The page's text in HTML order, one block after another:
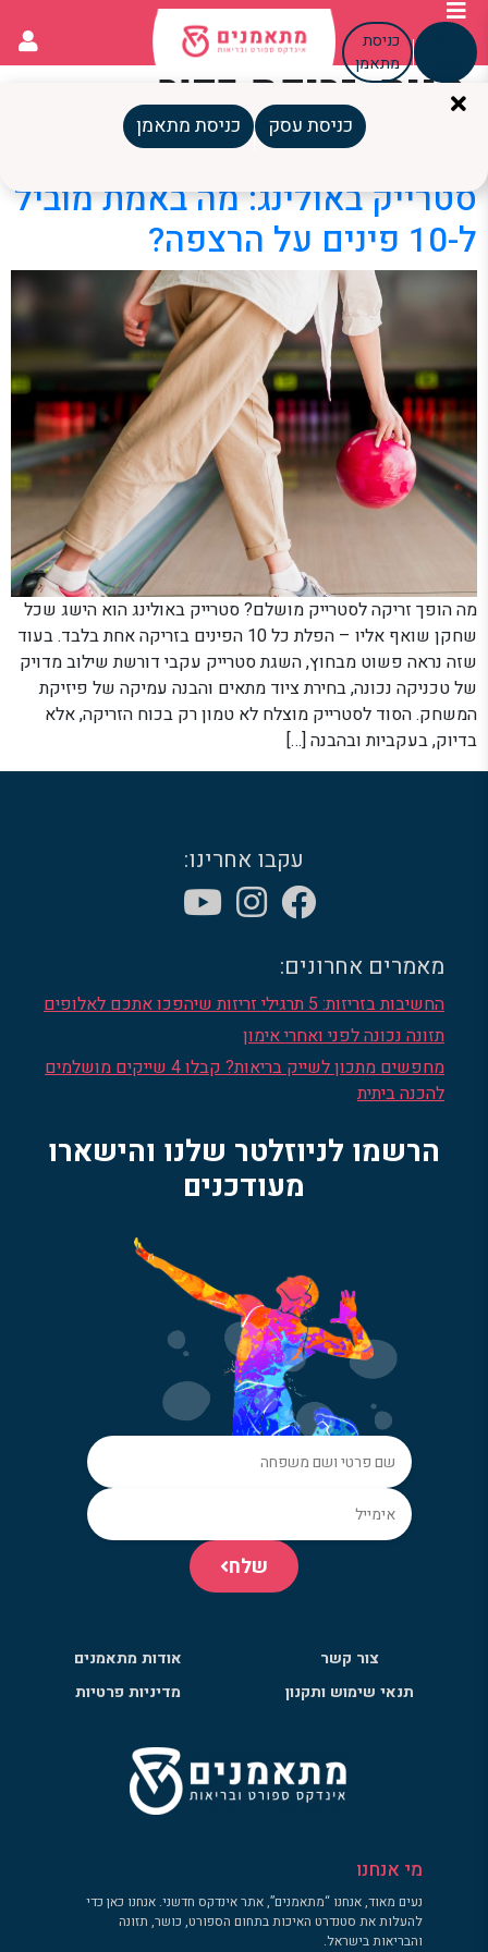
כניסת
מתאמן
כניסת עסק כניסת מתאמן
תגית:זריקת כדור
באולינג
סטרייק באולינג: מה באמת מוביל
ל-10 פינים על הרצפה?
מה הופך זריקה לסטרייק מושלם? סטרייק באולינג הוא הישג שכל
שחקן שואף אליו – הפלת כל 10 הפינים בזריקה אחת בלבד. בעוד
שזה נראה פשוט מבחוץ, השגת סטרייק עקבי דורשת שילוב מדויק
של טכניקה נכונה, בחירת ציוד מתאים והבנה עמיקה של פיזיקת
המשחק. הסוד לסטרייק מוצלח לא טמון רק בכוח הזריקה, אלא
בדיוק, בעקביות ובהבנה […]
עקבו אחרינו:
מאמרים אחרונים:
החשיבות בזריזות: 5 תרגילי זריזות שיהפכו אתכם לאלופים
תזונה נכונה לפני ואחרי אימון
מחפשים מתכון לשייק בריאות? קבלו 4 שייקים מושלמים
להכנה ביתית
הרשמו לניוזלטר שלנו והישארו
מעודכנים
שלח
צור קשר
אודות מתאמנים
תנאי שימוש ותקנון
מדיניות פרטיות
מי אנחנו
נעים מאוד, אנחנו “מתאמנים”, אתר אינדקס חדשני. אנחנו כאן כדי
להעלות את סטנדרט האיכות בתחום הספורט, כושר, תזונה
והבריאות בישראל.